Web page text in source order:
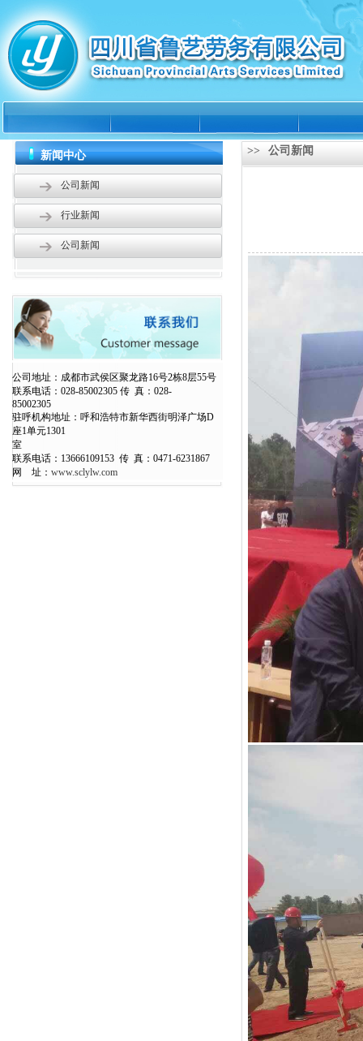
新闻中心
公司新闻
行业新闻
公司新闻
公司地址：成都市武侯区聚龙路16号2栋8层55号
联系电话：028-85002305 传 真：028-
驻呼机构地址：呼和浩特市新华西街明泽广场D
座1单元1301
室
联系电话：13666109153 传 真：0471-6231867
网 址： www.sclylw.com
>> 公司新闻